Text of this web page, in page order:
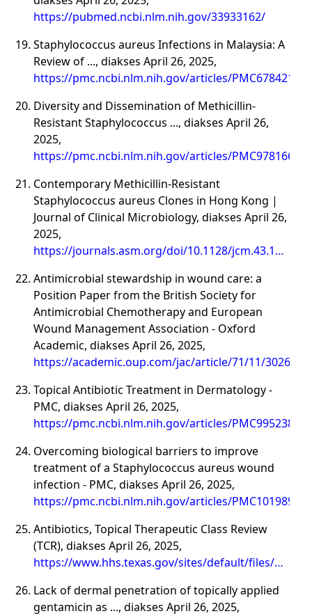
https://pubmed.ncbi.nlm.nih.gov/33933162/
Staphylococcus aureus Infections in Malaysia: A
Review of ..., diakses April 26, 2025,
https://pmc.ncbi.nlm.nih.gov/articles/PMC6784215/
Diversity and Dissemination of Methicillin-
Resistant Staphylococcus ..., diakses April 26,
2025,
https://pmc.ncbi.nlm.nih.gov/articles/PMC9781663/
Contemporary Methicillin-Resistant
Staphylococcus aureus Clones in Hong Kong |
Journal of Clinical Microbiology, diakses April 26,
2025,
https://journals.asm.org/doi/10.1128/jcm.43.10.5069-
Antimicrobial stewardship in wound care: a
Position Paper from the British Society for
Antimicrobial Chemotherapy and European
Wound Management Association - Oxford
Academic, diakses April 26, 2025,
https://academic.oup.com/jac/article/71/11/3026/
Topical Antibiotic Treatment in Dermatology -
PMC, diakses April 26, 2025,
https://pmc.ncbi.nlm.nih.gov/articles/PMC9952385/
Overcoming biological barriers to improve
treatment of a Staphylococcus aureus wound
infection - PMC, diakses April 26, 2025,
https://pmc.ncbi.nlm.nih.gov/articles/PMC10198964/
Antibiotics, Topical Therapeutic Class Review
(TCR), diakses April 26, 2025,
https://www.hhs.texas.gov/sites/default/files/
Lack of dermal penetration of topically applied
gentamicin as ..., diakses April 26, 2025,